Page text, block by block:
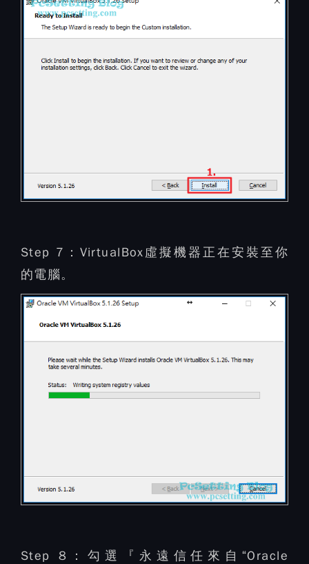
Step 7： VirtualBox虛擬機器正在安裝至你
的電腦。​
Step 8：勾選『永遠信任來自“Oracle